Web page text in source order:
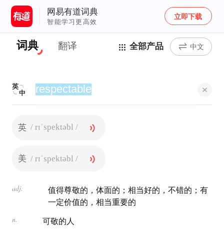
网易有道词典
智能学习更高效
立即下载
词典 翻译 全部产品 中文
英
中
英 / rɪˈspektəbl /
美 / rɪˈspektəbl /
adj.
值得尊敬的，体面的；相当好的，不错的；有
一定价值的，相当重要的
n. 可敬的人